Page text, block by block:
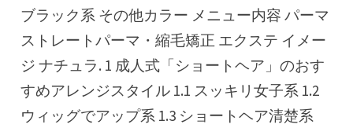
ブラック系 その他カラー メニュー内容 パーマ
ストレートパーマ・縮毛矯正 エクステ イメー
ジ ナチュラ. 1 成人式「ショートヘア」のおす
すめアレンジスタイル 1.1 スッキリ女子系 1.2
ウィッグでアップ系 1.3 ショートヘア清楚系